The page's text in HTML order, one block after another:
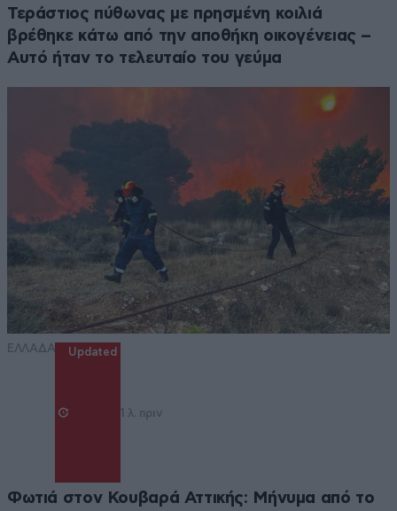
Τεράστιος πύθωνας με πρησμένη κοιλιά
βρέθηκε κάτω από την αποθήκη οικογένειας –
Αυτό ήταν το τελευταίο του γεύμα
ΕΛΛΑΔΑ Updated
1 λ. πριν
Φωτιά στον Κουβαρά Αττικής: Μήνυμα από το